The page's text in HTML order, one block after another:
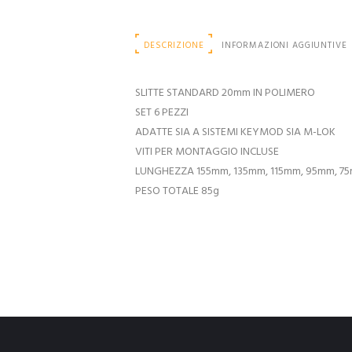
DESCRIZIONE INFORMAZIONI AGGIUNTIVE
SLITTE STANDARD 20mm IN POLIMERO
SET 6 PEZZI
ADATTE SIA A SISTEMI KEYMOD SIA M-LOK
VITI PER MONTAGGIO INCLUSE
LUNGHEZZA 155mm, 135mm, 115mm, 95mm,
PESO TOTALE 85g